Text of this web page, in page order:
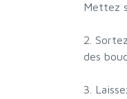
Mettez
2.
des
3.